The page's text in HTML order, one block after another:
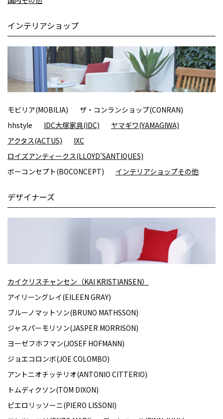
インテリアショップ
モビリア(MOBILIA)
ザ・コンランショップ(CONRAN)
hhstyle
IDC大塚家具(IDC)
ヤマギワ(YAMAGIWA)
アクタス(ACTUS)
IXC
ロイズアンティークス(LLOYD’SANTIQUES)
ボーコンセプト(BOCONCEPT)
インテリアショップその他
デザイナーズ
カイクリスチャンセン（KAI KRISTIANSEN）
アイリーングレイ(EILEEN GRAY)
ブルーノマットソン(BRUNO MATHSSON)
ジャスパーモリソン(JASPER MORRISON)
ヨーゼフホフマン(JOSEF HOFMANN)
ジョエコロンボ(JOE COLOMBO)
アントニオチッテリオ(ANTONIO CITTERIO)
トムディクソン(TOM DIXON)
ピエロリッソーニ(PIERO LISSONI)